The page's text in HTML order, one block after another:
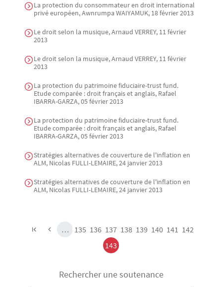
La protection du consommateur en droit international
privé européen, Awnrumpa WAIYAMUK, 18 février 2013
Le droit selon la musique, Arnaud VERREY, 11 février
2013
Le droit selon la musique, Arnaud VERREY, 11 février
2013
La protection du patrimoine fiduciaire-trust fund.
Etude comparée : droit français et anglais, Rafael
IBARRA-GARZA, 05 février 2013
La protection du patrimoine fiduciaire-trust fund.
Etude comparée : droit français et anglais, Rafael
IBARRA-GARZA, 05 février 2013
Stratégies alternatives de couverture de l'inflation en
ALM, Nicolas FULLI-LEMAIRE, 24 janvier 2013
Stratégies alternatives de couverture de l'inflation en
ALM, Nicolas FULLI-LEMAIRE, 24 janvier 2013
… Page
135 Page
136 Page
137 Page
138 Page
139 Page
140 Page
141 Page
142
Page
143
Rechercher une soutenance